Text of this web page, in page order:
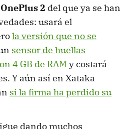
2 del que ya se han
usará el
la versión que no se
sensor de huellas
4 GB de RAM y costará
Y aún así en Xataka
si la firma ha perdido su
dando muchos